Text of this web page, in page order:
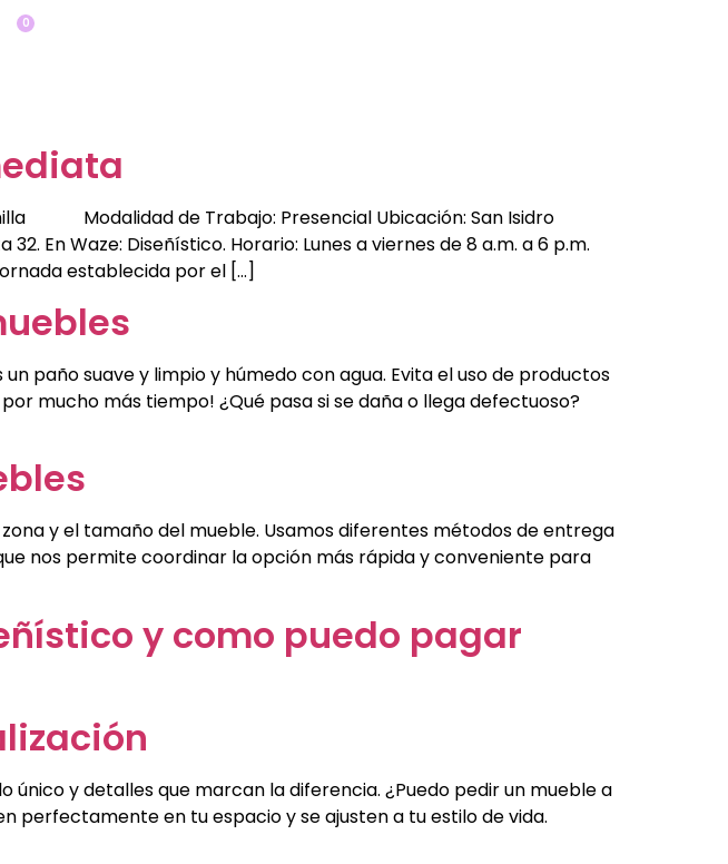
0
de Trabajo: Presencial Ubicación: San Isidro
En Waze: Diseñístico. Horario: Lunes a viernes de 8 a.m. a 6 p.m.
establecida por el […]
paño suave y limpio y húmedo con agua. Evita el uso de productos
mucho más tiempo! ¿Qué pasa si se daña o llega defectuoso?
y el tamaño del mueble. Usamos diferentes métodos de entrega
nos permite coordinar la opción más rápida y conveniente para
y como puedo pagar
único y detalles que marcan la diferencia. ¿Puedo pedir un mueble a
perfectamente en tu espacio y se ajusten a tu estilo de vida.